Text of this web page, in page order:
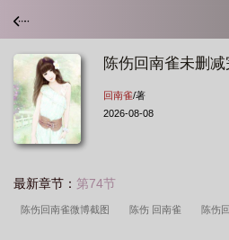
陈伤回南雀未删减
回南雀/著
2026-08-08
最新章节： 第74节
陈伤回南雀微博截图 陈伤 回南雀 陈伤